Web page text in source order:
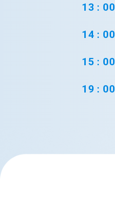
13 : 00
14 : 00
15 : 00
19 : 00